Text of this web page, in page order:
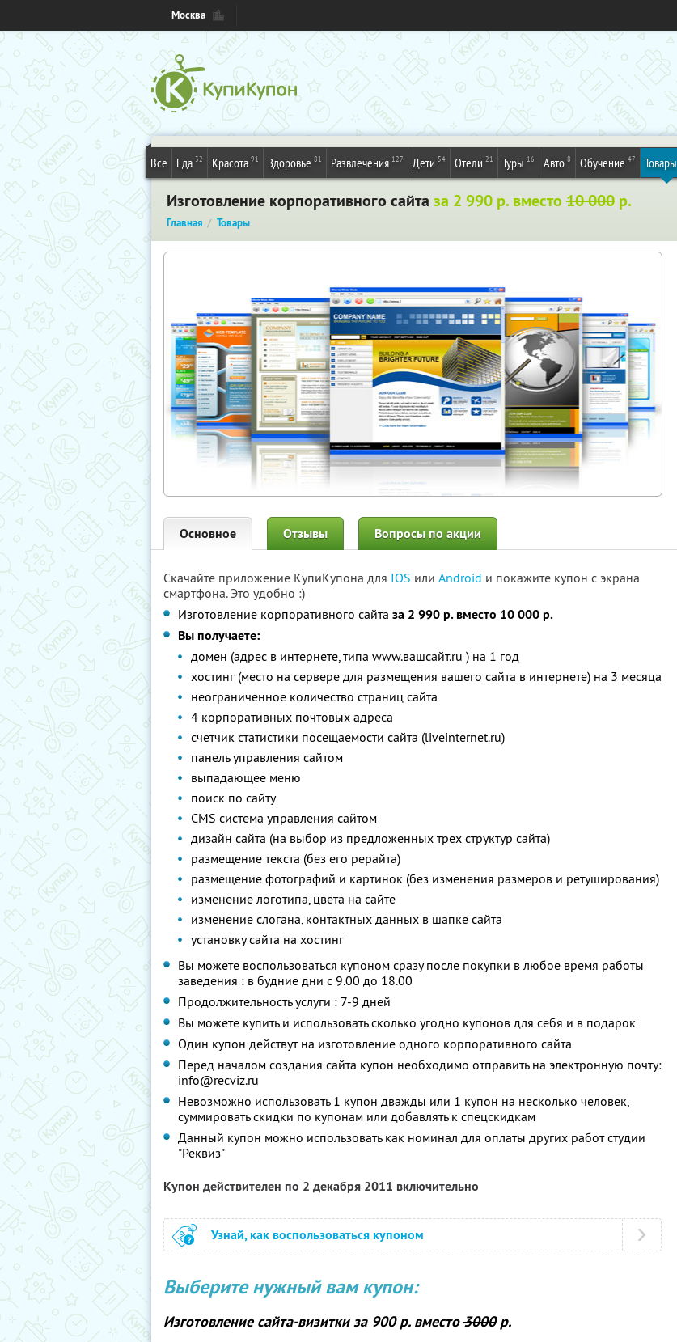
Москва
Все Еда 32 Красота 91 Здоровье 81 Развлечения 127 Дети 54 Отели 21 Туры 16 Авто 8 Обучение 47 Товары
Изготовление корпоративного сайта за 2 990 р. вместо 10 000 р.
Главная Товары
Основное Отзывы Вопросы по акции
Скачайте приложение КупиКупона для IOS или Android и покажите купон с экрана
смартфона. Это удобно :)
Изготовление корпоративного сайта за 2 990 р. вместо 10 000 р.
Вы получаете:
домен (адрес в интернете, типа www.вашсайт.ru ) на 1 год
хостинг (место на сервере для размещения вашего сайта в интернете) на 3 месяца
неограниченное количество страниц сайта
4 корпоративных почтовых адреса
счетчик статистики посещаемости сайта (liveinternet.ru)
панель управления сайтом
выпадающее меню
поиск по сайту
CMS система управления сайтом
дизайн сайта (на выбор из предложенных трех структур сайта)
размещение текста (без его рерайта)
размещение фотографий и картинок (без изменения размеров и ретуширования)
изменение логотипа, цвета на сайте
изменение слогана, контактных данных в шапке сайта
установку сайта на хостинг
Вы можете воспользоваться купоном сразу после покупки в любое время работы
заведения : в будние дни с 9.00 до 18.00
Продолжительность услуги : 7-9 дней
Вы можете купить и использовать сколько угодно купонов для себя и в подарок
Один купон действут на изготовление одного корпоративного сайта
Перед началом создания сайта купон необходимо отправить на электронную почту:
info@recviz.ru
Невозможно использовать 1 купон дважды или 1 купон на несколько человек,
суммировать скидки по купонам или добавлять к спецскидкам
Данный купон можно использовать как номинал для оплаты других работ студии
"Реквиз"
Купон действителен по 2 декабря 2011 включительно
Узнай, как воспользоваться купоном
Выберите нужный вам купон:
Изготовление сайта-визиткиза 900 р. вместо3000р.